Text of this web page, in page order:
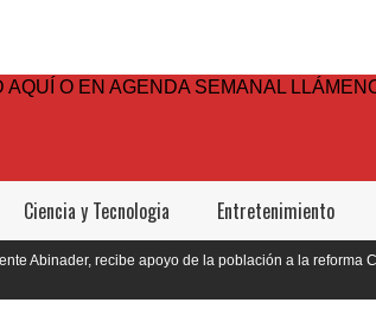
O EN AGENDA SEMANAL
Ciencia y Tecnologia Entretenimiento
de la población a la reforma Constitucional en